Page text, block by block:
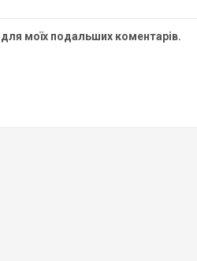
моїх подальших коментарів.